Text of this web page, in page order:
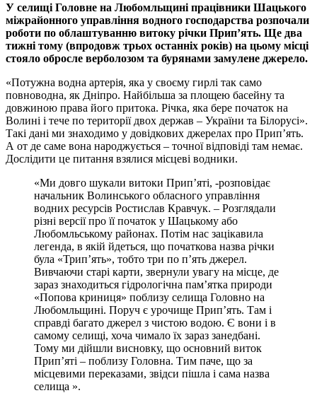
У селищі Головне на Любомльщині працівники Шацького
міжрайонного управління водного господарства розпочали
роботи по облаштуванню витоку річки Прип’ять. Ще два
тижні тому (впродовж трьох останніх років) на цьому місці
стояло обросле верболозом та бурянами замулене джерело.
«Потужна водна артерія, яка у своєму гирлі так само
повноводна, як Дніпро. Найбільша за площею басейну та
довжиною права його притока. Річка, яка бере початок на
Волині і тече по території двох держав – України та Білорусі».
Такі дані ми знаходимо у довідкових джерелах про Прип’ять.
А от де саме вона народжується – точної відповіді там немає.
Дослідити це питання взялися місцеві водники.
«Ми довго шукали витоки Прип’яті, -розповідає
начальник Волинського обласного управління
водних ресурсів Ростислав Кравчук. – Розглядали
різні версії про її початок у Шацькому або
Любомльському районах. Потім нас зацікавила
легенда, в якій йдеться, що початкова назва річки
була «Трип’ять», тобто три по п’ять джерел.
Вивчаючи старі карти, звернули увагу на місце, де
зараз знаходиться гідрологічна пам’ятка природи
«Попова криниця» поблизу селища Головно на
Любомльщині. Поруч є урочище Прип’ять. Там і
справді багато джерел з чистою водою. Є вони і в
самому селищі, хоча чимало їх зараз занедбані.
Тому ми дійшли висновку, що основний виток
Прип’яті – поблизу Головна. Тим паче, що за
місцевими переказами, звідси пішла і сама назва
селища ».